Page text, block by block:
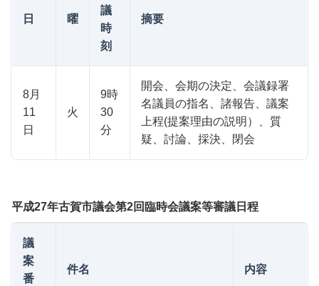
日 曜
議
時
刻
摘要
8月
11
日
火
9時
30
分
開会、会期の決定、会議録署
名議員の指名、諸報告、議案
上程(提案理由の説明）、質
疑、討論、採決、閉会
平成27年古賀市議会第2回臨時会議案等審議日程
議
案
番
件名 内容